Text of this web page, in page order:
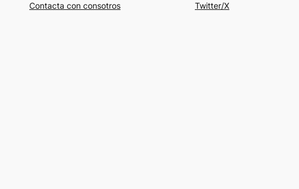
Contacta con consotros
Twitter/X